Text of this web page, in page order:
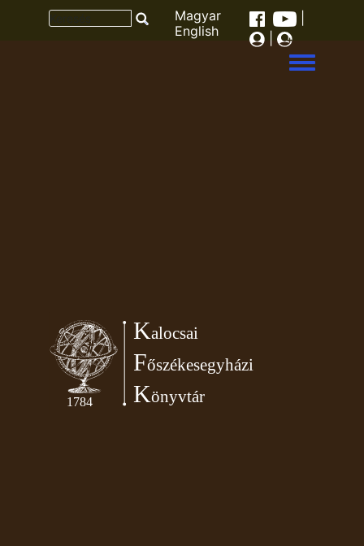
Magyar
English
Toggle